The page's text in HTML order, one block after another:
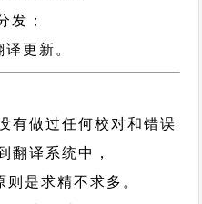
发；
更新。
有做过任何校对和错误
翻译系统中，
是求精不求多。